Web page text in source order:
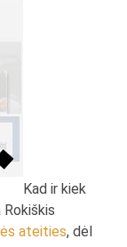
Kad ir kiek
Rokiškis
ateities, dėl